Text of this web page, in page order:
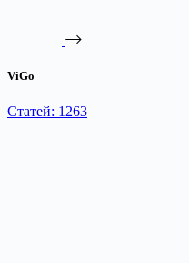
ViGo
Статей: 1263